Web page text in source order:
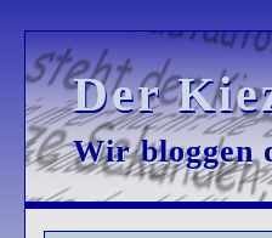
Der
Der
Wir bloggen
Wir bloggen